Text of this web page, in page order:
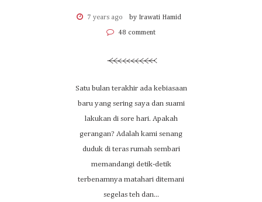
7 years ago by Irawati Hamid
48 comment
Satu bulan terakhir ada kebiasaan
baru yang sering saya dan suami
lakukan di sore hari. Apakah
gerangan? Adalah kami senang
duduk di teras rumah sembari
memandangi detik-detik
terbenamnya matahari ditemani
segelas teh dan...